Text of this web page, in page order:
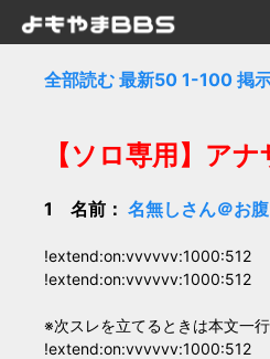
全部読む 最新50 1-100 掲
【ソロ専用】ア
1 名前： 名無しさん＠お
!extend:on:vvvvvv:1000:512
!extend:on:vvvvvv:1000:512
※次スレを立てるときは本文一
!extend:on:vvvvvv:1000:512